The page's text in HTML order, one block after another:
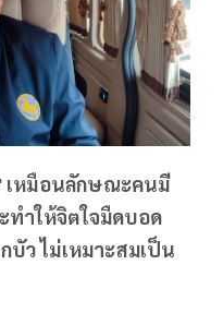
เหมือนลักษณะคนมี
ทำให้จิตใจมืดบอด
บัว ไม่เหมาะสมเป็น